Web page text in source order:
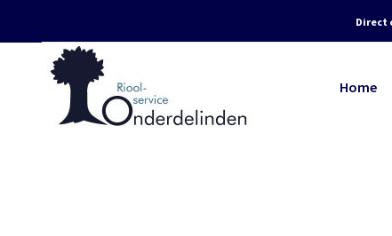
Direct
Home